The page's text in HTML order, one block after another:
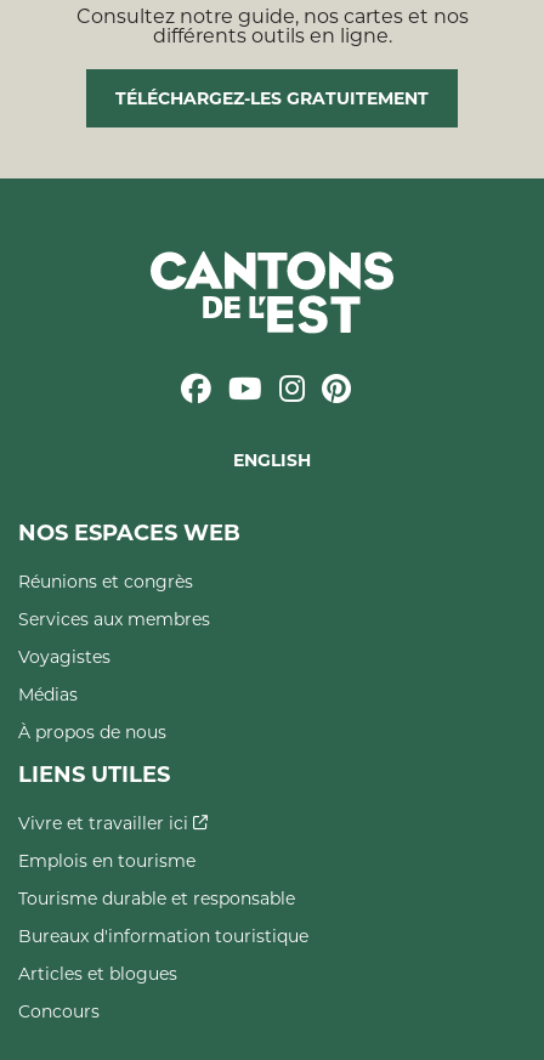
Consultez notre guide, nos cartes et nos
différents outils en ligne.
TÉLÉCHARGEZ-LES GRATUITEMENT
ENGLISH
NOS ESPACES WEB
Réunions et congrès
Services aux membres
Voyagistes
Médias
À propos de nous
LIENS UTILES
Vivre et travailler ici
Emplois en tourisme
Tourisme durable et responsable
Bureaux d'information touristique
Articles et blogues
Concours